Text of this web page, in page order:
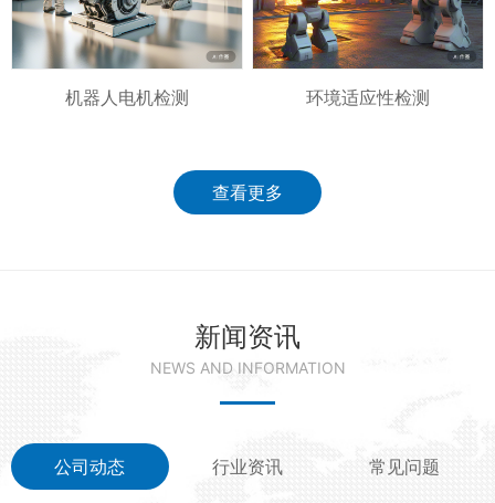
机器人电机检测 环境适应性检测
查看更多
新闻资讯
NEWS AND INFORMATION
公司动态 行业资讯 常见问题